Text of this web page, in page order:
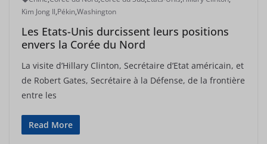
Kim Jong Il,Pékin,Washington
Les Etats-Unis durcissent leurs positions
envers la Corée du Nord
La visite d’Hillary Clinton, Secrétaire d’Etat américain, et
de Robert Gates, Secrétaire à la Défense, de la frontière
entre les
Read More